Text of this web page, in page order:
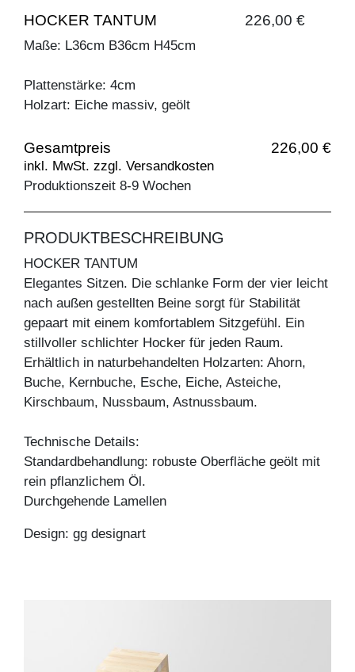
HOCKER TANTUM 226,00 €
Maße: L36cm B36cm H45cm
Plattenstärke: 4cm
Holzart: Eiche massiv, geölt
Gesamtpreis 226,00 €
inkl. MwSt. zzgl. Versandkosten
Produktionszeit 8-9 Wochen
PRODUKTBESCHREIBUNG
HOCKER TANTUM
Elegantes Sitzen. Die schlanke Form der vier leicht
nach außen gestellten Beine sorgt für Stabilität
gepaart mit einem komfortablem Sitzgefühl. Ein
stillvoller schlichter Hocker für jeden Raum.
Erhältlich in naturbehandelten Holzarten: Ahorn,
Buche, Kernbuche, Esche, Eiche, Asteiche,
Kirschbaum, Nussbaum, Astnussbaum.
Technische Details:
Standardbehandlung: robuste Oberfläche geölt mit
rein pflanzlichem Öl.
Durchgehende Lamellen
Design: gg designart